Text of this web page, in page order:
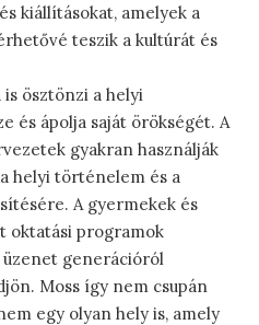
kiállításokat, amelyek a
teszik a kultúrát és
ösztönzi a helyi
és ápolja saját örökségét. A
gyakran használják
helyi történelem és a
A gyermekek és
oktatási programok
üzenet generációról
Moss így nem csupán
egy olyan hely is, amely